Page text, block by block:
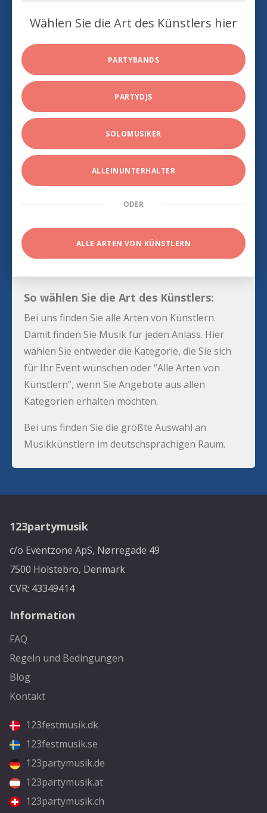
Wählen Sie die Art des Künstlers hier
PARTYBANDS
PARTYDJS
SOLOMUSIKER
ALLEINUNTERHALTER
ODER
ALLE ARTEN VON KÜNSTLERN
So wählen Sie die Art des Künstlers:
Bei uns finden Sie alle Arten von Künstlern.
Damit finden Sie Musik für jeden Anlass. Hier
wählen Sie entweder die Kategorie, die Sie sich
für Ihr Event wünschen oder “Alle Arten von
Künstlern”, wenn Sie Angebote aus allen
Kategorien erhalten möchten.
Bei uns finden Sie die größte Auswahl an
Musikkünstlern im deutschsprachigen Raum.
123partymusik
c/o Eventzone ApS, Nørregade 49
7500 Holstebro, Denmark
CVR: 43349414
Information
FAQ
Regeln und Bedingungen
Blog
Kontakt
123festmusik.dk
123festmusik.se
123partymusik.de
123partymusik.at
123partymusik.ch